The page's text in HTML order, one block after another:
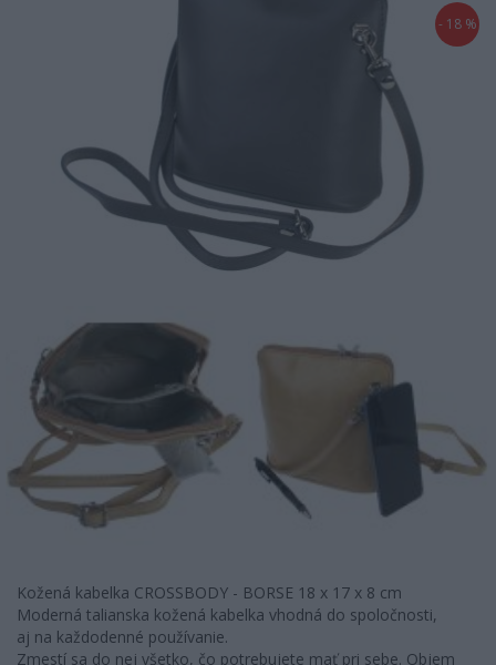
- 18 %
Kožená kabelka CROSSBODY - BORSE 18 x 17 x 8 cm
Moderná talianska kožená kabelka vhodná do spoločnosti,
aj na každodenné používanie.
Zmestí sa do nej všetko, čo potrebujete mať pri sebe. Objem